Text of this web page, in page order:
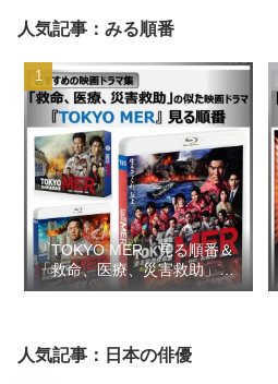
人気記事：みる順番
『TOKYO MER』見る順番＆
「救命、医療、災害救助」の
似た映画ドラマ【おすすめの
人気記事：日本の俳優